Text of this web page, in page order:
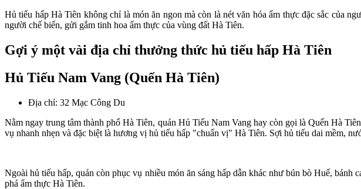
Hủ tiếu hấp Hà Tiên không chỉ là món ăn ngon mà còn là nét văn hóa ẩm thực đặc sắc của
người chế biến, gửi gắm tinh hoa ẩm thực của vùng đất Hà Tiên.
Gợi ý một vài địa chỉ thưởng thức hủ tiếu hấp Hà Tiên
Hủ Tiếu Nam Vang (Quến Hà Tiên)
Địa chỉ: 32 Mạc Công Du
Nằm ngay trung tâm thành phố Hà Tiên, quán Hủ Tiếu Nam Vang hay còn gọi là Quến Hà
vụ nhanh nhẹn và đặc biệt là hương vị hủ tiếu hấp "chuẩn vị" Hà Tiên. Sợi hủ tiếu dai mềm,
Ngoài hủ tiếu hấp, quán còn phục vụ nhiều món ăn sáng hấp dẫn khác như bún bò Huế,
phá ẩm thực Hà Tiên.